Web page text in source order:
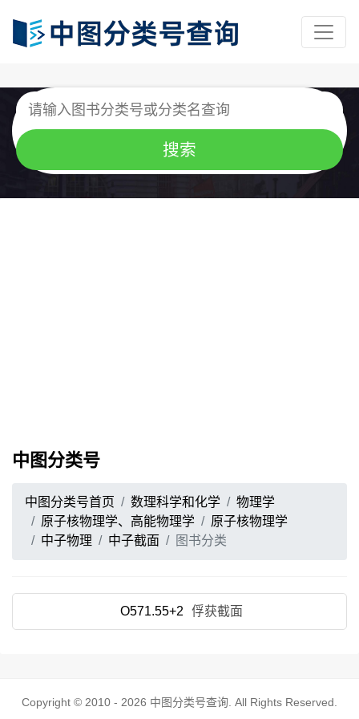
中图分类号
中图分类号首页 数理科学和化学
物理学
原子核物理学、高能物理学
原子核物理学
中子物理
中子截面 图书分类
O571.55+2 俘获截面
Copyright © 2010 - 2026 中图分类号查询 . All Rights Reserved.